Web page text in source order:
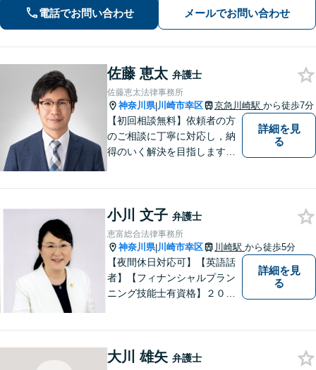
専門性の高い弁護士が寄り添い解決を
サポートします。
電話でお問い合わせ メールでお問い合わせ
佐藤 恵太 弁護士
佐藤恵太法律事務所
神奈川県|川崎市幸区 京急川崎駅 から徒歩7分
【初回相談無料】依頼者の方
のご相談に丁寧に対応し，納
得のいく解決を目指します。
詳細を見
る
小川 文子 弁護士
恵富総合法律事務所
神奈川県|川崎市幸区 川崎駅 から徒歩5分
【夜間休日対応可】【英語話
者】【フィナンシャルプラン
ニング技能士有資格】２０年
ております。
詳細を見
る
大川 雄矢 弁護士